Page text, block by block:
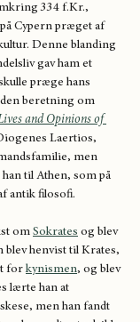
334 f.Kr.,
Cypern præget af
Denne blanding
gav ham et
præge hans
beretning om
and Opinions of
Laertios,
men
til Athen, som på
antik filosofi.
om Sokrates og blev
blev henvist til Krates,
for kynismen, og blev
lærte han at
men han fandt